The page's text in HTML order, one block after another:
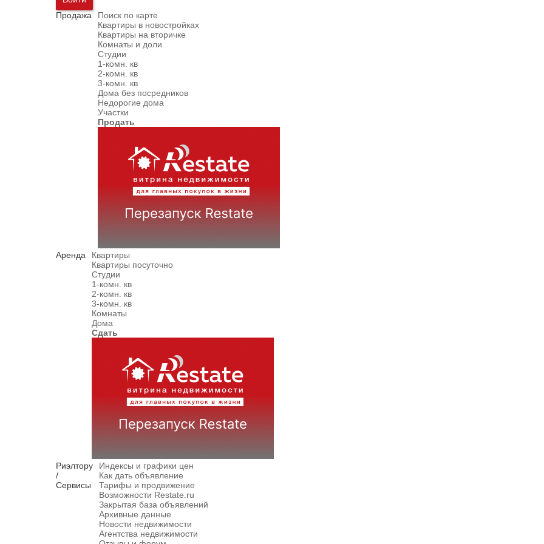
Продажа
Поиск по карте
Квартиры в новостройках
Квартиры на вторичке
Комнаты и доли
Студии
1-комн. кв
2-комн. кв
3-комн. кв
Дома без посредников
Недорогие дома
Участки
Продать
Аренда
Квартиры
Квартиры посуточно
Студии
1-комн. кв
2-комн. кв
3-комн. кв
Комнаты
Дома
Сдать
Риэлтору
/
Сервисы
Индексы и графики цен
Как дать объявление
Тарифы и продвижение
Возможности Restate.ru
Закрытая база объявлений
Архивные данные
Новости недвижимости
Агентства недвижимости